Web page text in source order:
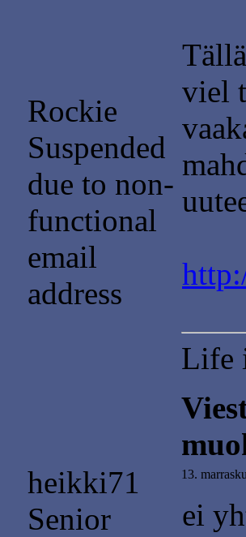
Rockie
Suspended
due to non-
functional
email
address
viel
Life
heikki71
Senior
13.
ei